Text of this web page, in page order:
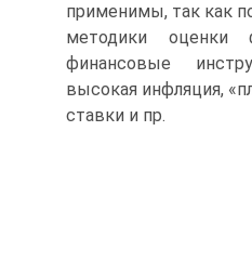
применимы, так как
методики оценки
финансовые
высокая инфляция,
ставки и пр.